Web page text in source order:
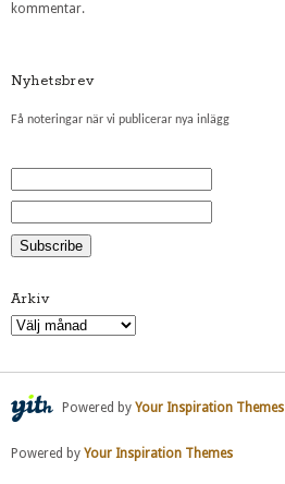
kommentar.
Nyhetsbrev
Få noteringar när vi publicerar nya inlägg
Arkiv
Arkiv
Powered by Your Inspiration Themes
Powered by Your Inspiration Themes